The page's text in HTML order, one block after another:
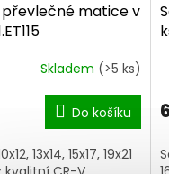
matice v
Skladem (>5 ks)
Do košíku
13x14, 15x17, 19x21